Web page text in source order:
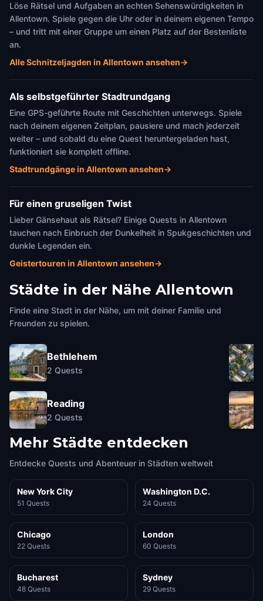
Löse Rätsel und Aufgaben an echten Sehenswürdigkeiten in
Allentown. Spiele gegen die Uhr oder in deinem eigenen Tempo
– und tritt mit einer Gruppe um einen Platz auf der Bestenliste
an.
Alle Schnitzeljagden in Allentown ansehen→
Als selbstgeführter Stadtrundgang
Eine GPS-geführte Route mit Geschichten unterwegs. Spiele
nach deinem eigenen Zeitplan, pausiere und mach jederzeit
weiter – und sobald du eine Quest heruntergeladen hast,
funktioniert sie komplett offline.
Stadtrundgänge in Allentown ansehen→
Für einen gruseligen Twist
Lieber Gänsehaut als Rätsel? Einige Quests in Allentown
tauchen nach Einbruch der Dunkelheit in Spukgeschichten und
dunkle Legenden ein.
Geistertouren in Allentown ansehen→
Städte in der Nähe Allentown
Finde eine Stadt in der Nähe, um mit deiner Familie und
Freunden zu spielen.
Bethlehem
2 Quests
Reading
2 Quests
Mehr Städte entdecken
Entdecke Quests und Abenteuer in Städten weltweit
New York City
51 Quests
Washington D.C.
24 Quests
Chicago
22 Quests
London
60 Quests
Bucharest
48 Quests
Sydney
29 Quests